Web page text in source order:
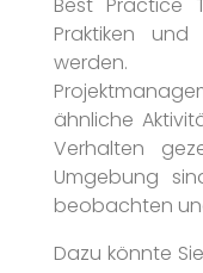
Praktiken
werden.
ähnliche
Verhalten
Umgebung
beobachten
Dazu könnte